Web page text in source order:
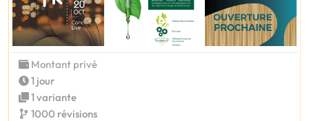
Montant privé
1 jour
1 variante
1000 révisions